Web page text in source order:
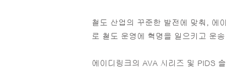
철도 산업의 꾸준한 발전에 맞춰, 에
로 철도 운영에 혁명을 일으키고 운
에이디링크의 AVA 시리즈 및 PIDS